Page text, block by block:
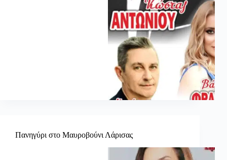
Πανηγύρι στο Μαυροβούνι Λάρισας